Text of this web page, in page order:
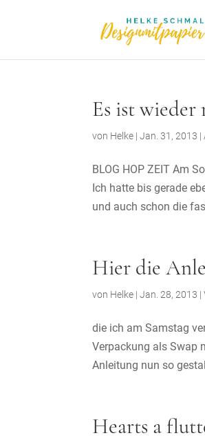
Es ist
von Helke |Jan. 31, 2013 |
BLOG HOP ZEIT Am
Ich hatte bis gerade
und auch schon die
Hier die
von Helke |Jan. 28, 2013 |
die ich am Samstag
Verpackung als Swap
Anleitung nun so
Hearts a